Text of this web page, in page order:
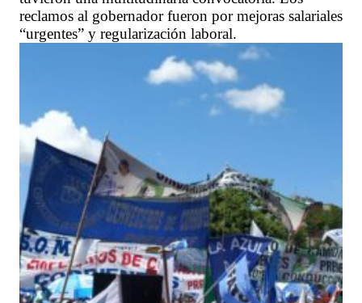
reclamos al gobernador fueron por mejoras salariales
“urgentes” y regularización laboral.